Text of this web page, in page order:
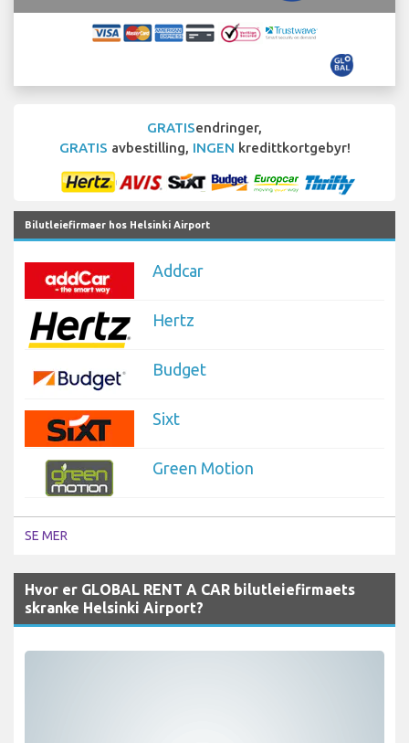
GRATISendringer,
GRATIS avbestilling, INGEN kredittkortgebyr!
Bilutleiefirmaer hos Helsinki Airport
Addcar
Hertz
Budget
Sixt
Green Motion
SE MER
Hvor er GLOBAL RENT A CAR bilutleiefirmaets
skranke Helsinki Airport?